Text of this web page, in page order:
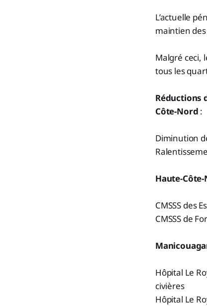
L’actuelle
maintien
Malgré ceci,
tous les
Réductions
Côte-Nord :
Diminution
Haute-
CMSSS des
CMSSS de
Hôpital Le
civières
Hôpital Le